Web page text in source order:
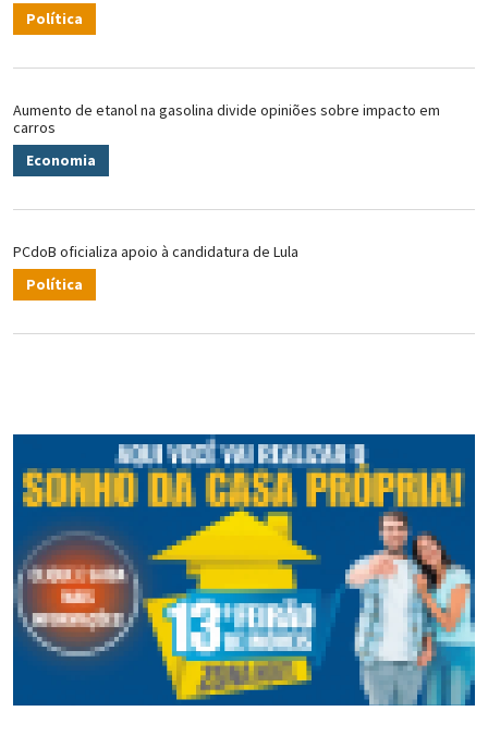
Política
Aumento de etanol na gasolina divide opiniões sobre impacto em
carros
Economia
PCdoB oficializa apoio à candidatura de Lula
Política